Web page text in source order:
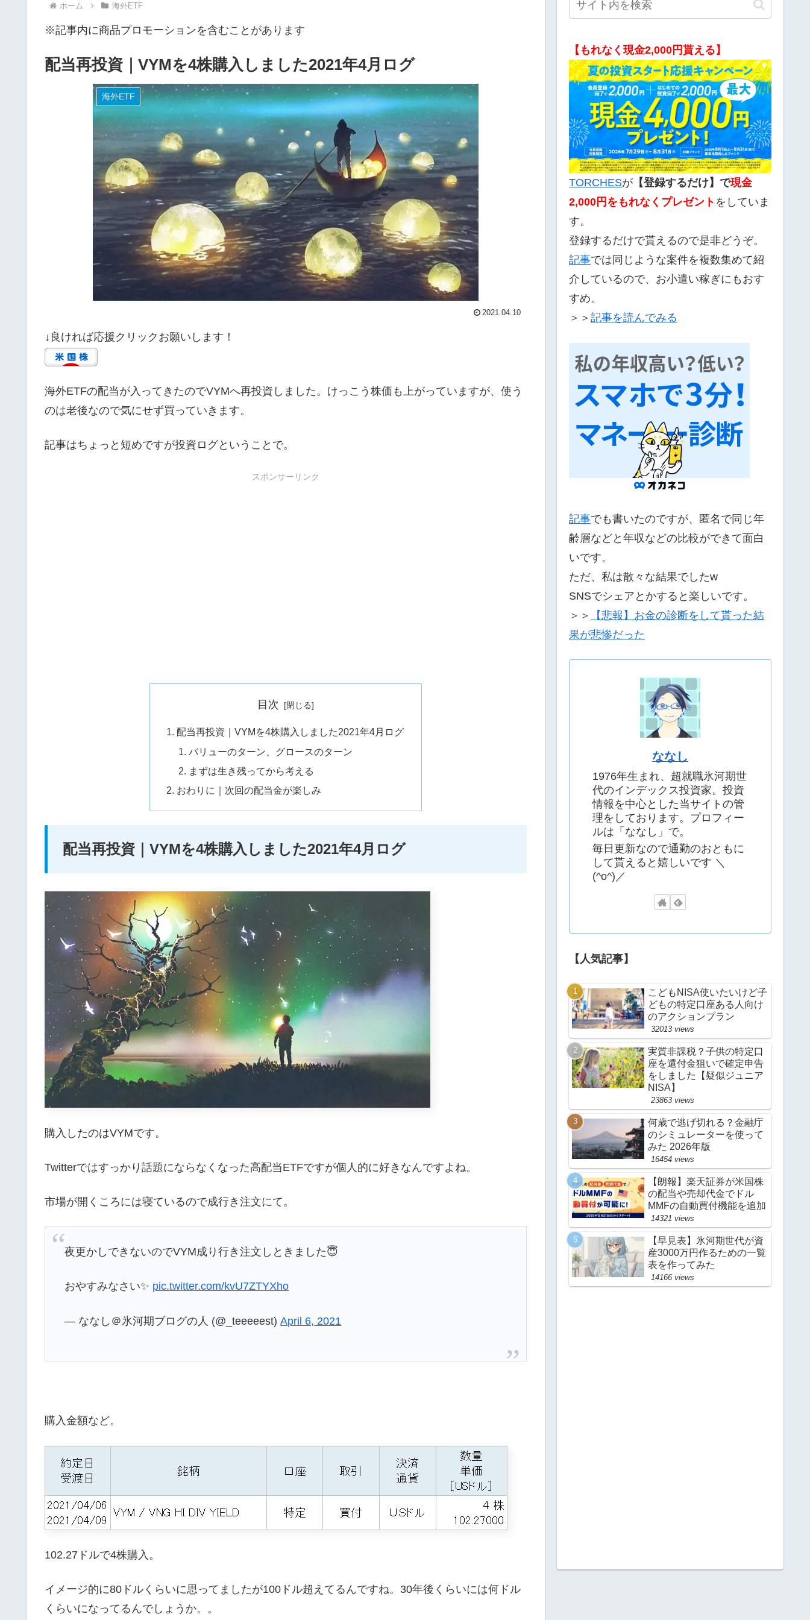
ホーム 海外ETF
※記事内に商品プロモーションを含むことがあります
配当再投資｜VYMを4株購入しました2021年4月ログ
海外ETF
2021.04.10
↓良ければ応援クリックお願いします！
海外ETFの配当が入ってきたのでVYMへ再投資しました。けっこう株価も上がっていますが、使う
のは老後なので気にせず買っていきます。
記事はちょっと短めですが投資ログということで。
スポンサーリンク
目次
配当再投資｜VYMを4株購入しました2021年4月ログ
バリューのターン、グロースのターン
まずは生き残ってから考える
おわりに｜次回の配当金が楽しみ
配当再投資｜VYMを4株購入しました2021年4月ログ
購入したのはVYMです。
Twitterではすっかり話題にならなくなった高配当ETFですが個人的に好きなんですよね。
市場が開くころには寝ているので成行き注文にて。
夜更かしできないのでVYM成り行き注文しときました😇
おやすみなさい✨ pic.twitter.com/kvU7ZTYXho
— ななし＠氷河期ブログの人 (@_teeeeest)April 6, 2021
購入金額など。
102.27ドルで4株購入。
イメージ的に80ドルくらいに思ってましたが100ドル超えてるんですね。30年後くらいには何ドル
くらいになってるんでしょうか。。
【もれなく現金2,000円貰える】
TORCHESが 【登録するだけ】で現金
2,000 円をもれなくプレゼント をしていま
す。
登録するだけで貰えるので是非どうぞ。
記事では同じような案件を複数集めて紹
介しているので、お小遣い稼ぎにもおす
すめ。
＞＞ 記事を読んでみる
記事でも書いたのですが、匿名で同じ年
齢層などと年収などの比較ができて面白
いです。
ただ、私は散々な結果でしたw
SNSでシェアとかすると楽しいです。
＞＞
【悲報】お金の診断をして貰った結
果が悲惨だった
ななし
1976年生まれ、超就職氷河期世
代のインデックス投資家。投資
情報を中心とした当サイトの管
理をしております。プロフィー
ルは「ななし」で。
毎日更新なので通勤のおともに
して貰えると嬉しいです ＼
(^o^)／
【人気記事】
こどもNISA使いたいけど子
どもの特定口座ある人向け
のアクションプラン
32013 views
実質非課税？子供の特定口
座を還付金狙いで確定申告
をしました【疑似ジュニア
NISA】
23863 views
何歳で逃げ切れる？金融庁
のシミュレーターを使って
みた 2026年版
16454 views
【朗報】楽天証券が米国株
の配当や売却代金でドル
MMFの自動買付機能を追加
14321 views
【早見表】氷河期世代が資
産3000万円作るための一覧
表を作ってみた
14166 views